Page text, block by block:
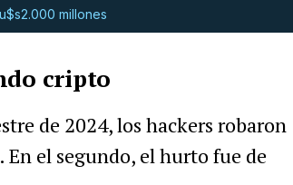
millones
cripto
de 2024, los hackers robaron
En el segundo, el hurto fue de